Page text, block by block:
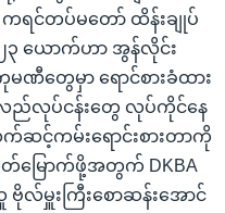
ရင်တပ်မတော် ထိန်းချုပ်
၂၃ ယောက်ဟာ အွန်လိုင်း
တွေမှာ ရောင်စားခံထား
ည်လုပ်ငန်းတွေ လုပ်ကိုင်နေ
င့်ကမ်းရောင်းစားတာကို
မြောက်ဖို့အတွက် DKBA
မှူးကြီးစောဆန်းအောင်